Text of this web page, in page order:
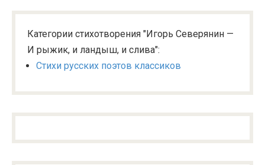
Категории стихотворения "Игорь Северянин —
И рыжик, и ландыш, и слива":
Стихи русских поэтов классиков